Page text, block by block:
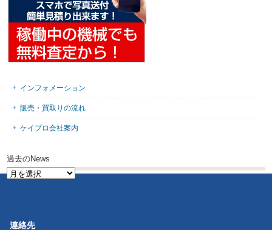
インフォメーション
販売・買取りの流れ
ケイプロ会社案内
過去のNews
過
連絡先